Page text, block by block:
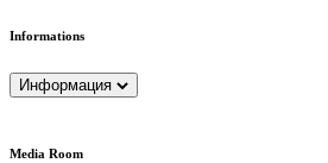
Informations
Информация
Media Room